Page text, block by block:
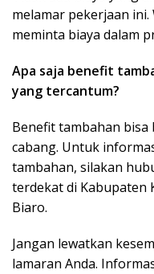
melamar pekerjaan
meminta biaya dalam
Apa saja benefit
yang tercantum?
Benefit tambahan
cabang. Untuk
tambahan, silakan
terdekat di Kabupaten
Biaro.
Jangan lewatkan
lamaran Anda.